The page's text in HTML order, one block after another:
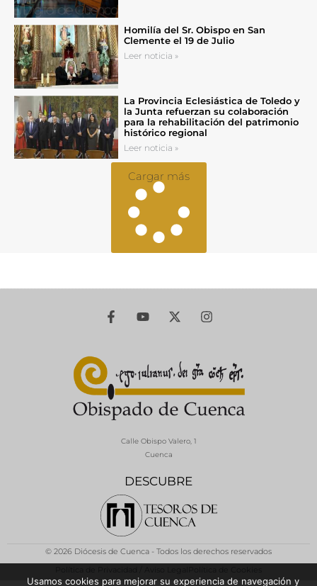
Homilía del Sr. Obispo en San
Clemente el 19 de Julio
Leer noticia »
La Provincia Eclesiástica de Toledo y
la Junta refuerzan su colaboración
para la rehabilitación del patrimonio
histórico regional
Leer noticia »
Cargar más
DESCUBRE
Calle Obispo Valero, 1
Cuenca
© 2026 Diócesis de Cuenca - Todos los derechos reservados
Usamos cookies para mejorar su experiencia de navegación y